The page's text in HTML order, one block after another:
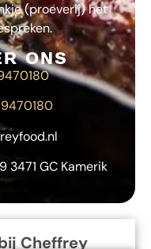
(proeverij) het
ONS
3471 GC Kamerik
Cheffrey